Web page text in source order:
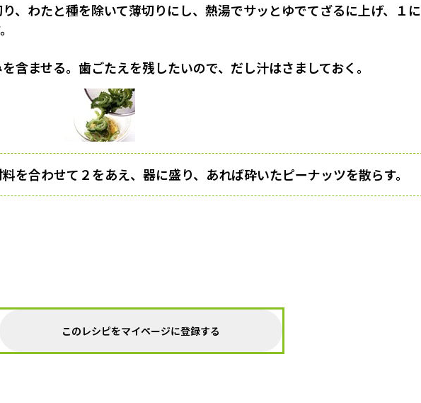
、わたと種を除いて薄切りにし、熱湯でサッとゆでてざるに上げ、１に
含ませる。歯ごたえを残したいので、だし汁はさましておく。
を合わせて２をあえ、器に盛り、あれば砕いたピーナッツを散らす。
このレシピをマイページに登録する